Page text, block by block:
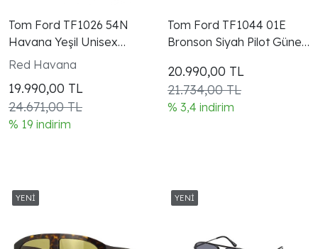
Tom Ford TF1026 54N
Havana Yeşil Unisex
Güneş Gözlüğü
Red Havana
19.990,00 TL
24.671,00 TL
% 19 indirim
Tom Ford TF1044 01E
Bronson Siyah Pilot Güneş
20.990,00 TL
21.734,00 TL
% 3,4 indirim